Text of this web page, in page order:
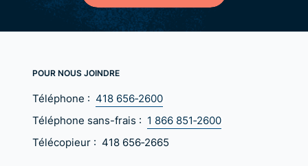
POUR NOUS JOINDRE
Téléphone : 418 656‑2600
Téléphone sans-frais : 1 866 851‑2600
Télécopieur : 418 656‑2665